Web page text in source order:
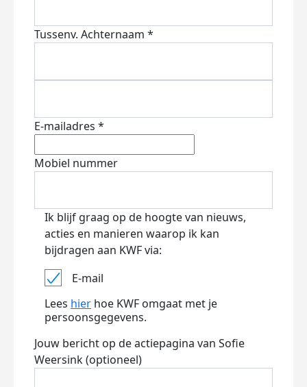
Tussenv. Achternaam *
E-mailadres *
Mobiel nummer
Ik blijf graag op de hoogte van nieuws,
acties en manieren waarop ik kan
bijdragen aan KWF via:
E-mail
Lees hier hoe KWF omgaat met je
persoonsgegevens.
Jouw bericht op de actiepagina van Sofie
Weersink (optioneel)